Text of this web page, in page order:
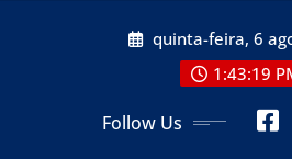
quinta-feira, 6
1:43:20
Follow Us